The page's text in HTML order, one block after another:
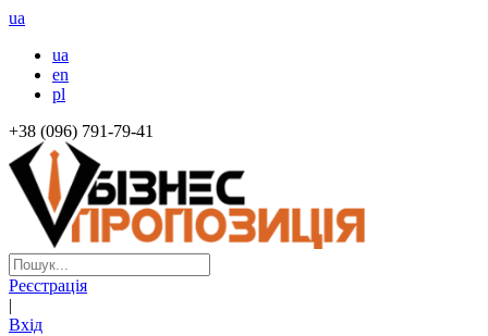
ua
ua
en
pl
+38 (096) 791-79-41
Реєстрація
|
Вхід